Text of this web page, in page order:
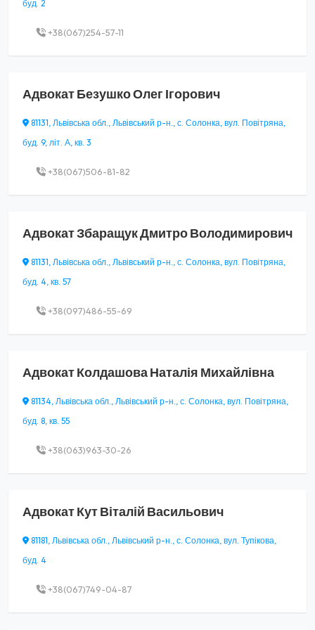
буд. 2
+38(067)254-57-11
АдвокатБезушко Олег Ігорович
81131, Львівська обл., Львівський р-н., с. Солонка, вул. Повітряна,
буд. 9, літ. А, кв. 3
+38(067)506-81-82
АдвокатЗбаращук Дмитро Володимирович
81131, Львівська обл., Львівський р-н., с. Солонка, вул. Повітряна,
буд. 4, кв. 57
+38(097)486-55-69
АдвокатКолдашова Наталія Михайлівна
81134, Львівська обл., Львівський р-н., с. Солонка, вул. Повітряна,
буд. 8, кв. 55
+38(063)963-30-26
АдвокатКут Віталій Васильович
81181, Львівська обл., Львівський р-н., с. Солонка, вул. Тупікова,
буд. 4
+38(067)749-04-87